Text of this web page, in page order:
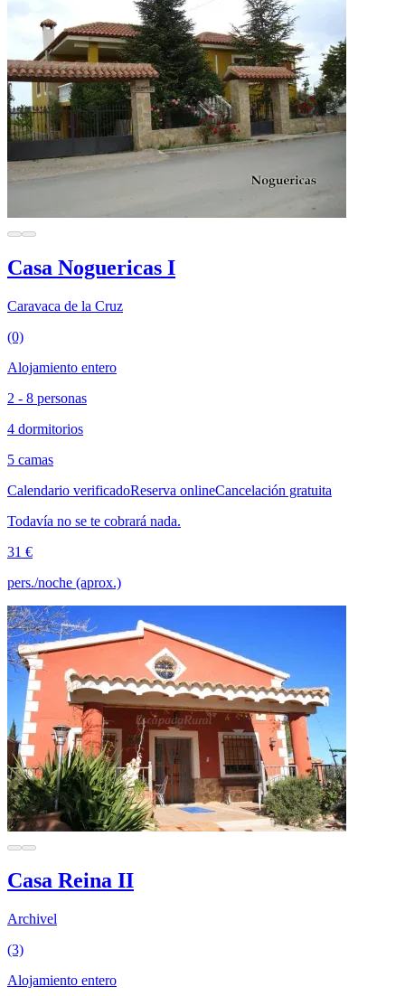
Casa Noguericas I
Caravaca de la Cruz
(0)
Alojamiento entero
2 - 8 personas
4 dormitorios
5 camas
Calendario verificadoReserva onlineCancelación gratuita
Todavía no se te cobrará nada.
31 €
pers./noche (aprox.)
Casa Reina II
Archivel
(3)
Alojamiento entero